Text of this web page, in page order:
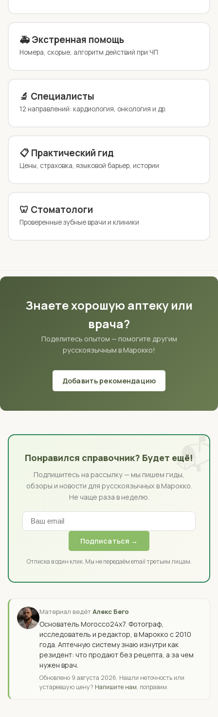
🚑 Экстренная помощь
Номера, скорые, алгоритм действий при ЧП
🔬 Специалисты
12 направлений: кардиология, онкология и др.
📋 Практический гид
Цены, страховка, языковой барьер, истории
🦷 Стоматологи
Проверенные зубные врачи и клиники
Знаете хорошую аптеку или
врача?
Поделитесь опытом — помогите другим
русскоязычным в Марокко!
Добавить рекомендацию
📬
Понравился справочник? Будет ещё!
Подпишитесь на рассылку — мы пишем гиды,
обзоры и новости для русскоязычных в Марокко.
Не чаще раза в неделю.
Подписаться →
Отписка в один клик. Мы не передаём email третьим лицам.
Материал ведётАлекс Бего
Основатель Morocco24x7. Фотограф,
исследователь и редактор, в Марокко с 2010
года. Аптечную систему знаю изнутри как
резидент: что продают без рецепта, а за чем
нужен врач.
Обновлено 9 августа 2026. Нашли неточность или
устаревшую цену? Напишите нам, поправим.